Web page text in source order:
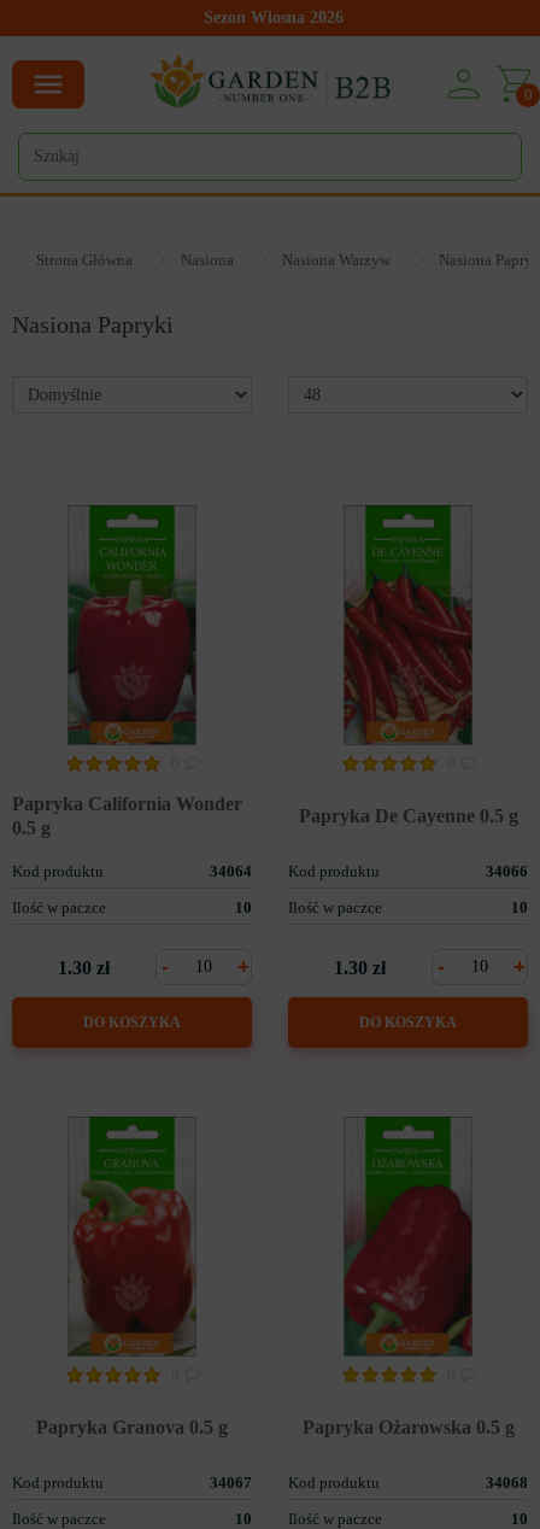
Sezon Wiosna 2026
0
Strona Główna Nasiona Nasiona Warzyw Nasiona
Nasiona Papryki
Papryka California Wonder
0.5 g
Kod produktu
34064
Ilość w paczce
10
1.30 zł +
-
DO KOSZYKA
Papryka De Cayenne 0.5 g
Kod produktu
34066
Ilość w paczce
10
1.30 zł +
-
DO KOSZYKA
Papryka Granova 0.5 g
Kod produktu
34067
Ilość w paczce
10
Papryka Ożarowska 0.5 g
Kod produktu
34068
Ilość w paczce
10